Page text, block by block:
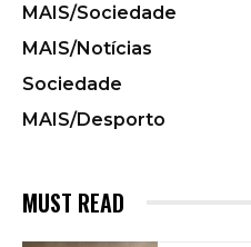
MAIS/Sociedade
MAIS/Notícias
Sociedade
MAIS/Desporto
MUST READ